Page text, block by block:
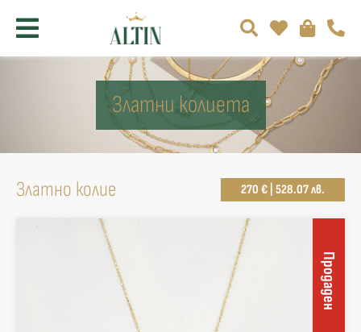
Златни колиета
Златно колие 270 € | 528.07 лв.
Продаден